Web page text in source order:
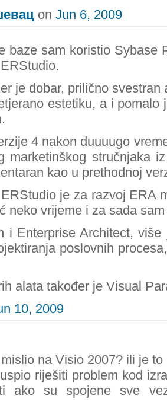
on Jun 6, 2009
baze sam koristio Sybase
je dobar, prilično
estetiku, a i pomalo
4 nakon duuuugo
marketinškog stručnjaka
kao u prethodnoj
je za razvoj ERA
neko vrijeme i za sada
i Enterprise Architect,
poslovnih
alata također je Visual
10, 2009
na Visio 2007? ili je to
riješiti problem kod
ako su spojene sve